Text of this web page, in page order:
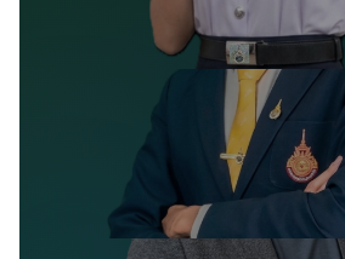
วิทยาศาสตรบัณฑิต (วท.บ.)
เศรษฐศาสตร์เกษตรและธุร